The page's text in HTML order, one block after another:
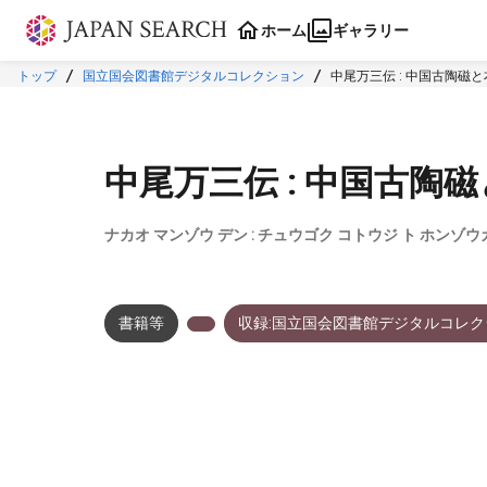
本文に飛ぶ
ホーム ギャラリー
トップ 国立国会図書館デジタルコレクション 中尾万三伝 : 中国古陶磁
中尾万三伝 : 中国古陶
ナカオ マンゾウ デン : チュウゴク コトウジ ト ホンゾウ
書籍等 収録:国立国会図書館デジタルコレ